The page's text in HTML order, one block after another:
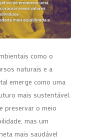
como o
naturais e a
emerge como uma
mais sustentável.
preservar o meio
mas um
mais saudável